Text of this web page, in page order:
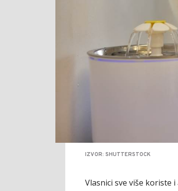
IZVOR: SHUTTERSTOCK
Vlasnici sve više koriste